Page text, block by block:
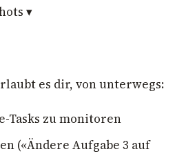
▾
es dir, von unterwegs:
Tasks zu monitoren
(«Ändere Aufgabe 3 auf